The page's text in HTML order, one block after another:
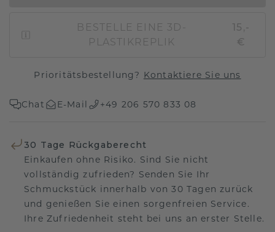
BESTELLE EINE 3D-
PLASTIKREPLIK
15,-
€
Prioritätsbestellung? Kontaktiere Sie uns
Chat E-Mail +49 206 570 833 08
30 Tage Rückgaberecht
Einkaufen ohne Risiko. Sind Sie nicht
vollständig zufrieden? Senden Sie Ihr
Schmuckstück innerhalb von 30 Tagen zurück
und genießen Sie einen sorgenfreien Service.
Ihre Zufriedenheit steht bei uns an erster Stelle.